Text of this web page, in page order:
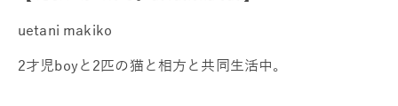
uetani makiko
2才児boyと2匹の猫と相方と共同生活中。